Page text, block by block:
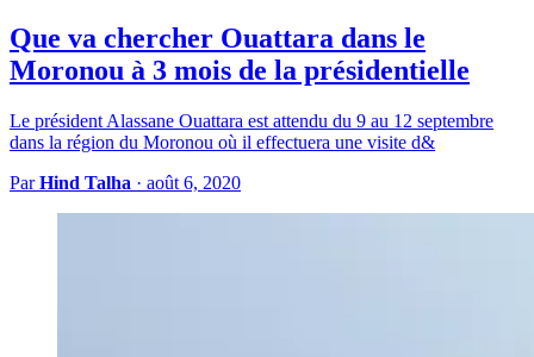
Que va chercher Ouattara dans le
Moronou à 3 mois de la présidentielle
Le président Alassane Ouattara est attendu du 9 au 12 septembre
dans la région du Moronou où il effectuera une visite d&
ParHind Talha · août 6, 2020